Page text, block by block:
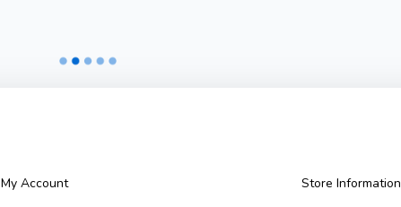
My Account Store Information